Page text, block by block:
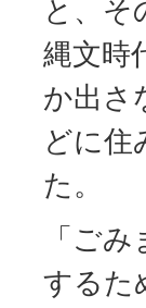
と、そ
縄文時
か出さ
どに住
た。
「ご
するた